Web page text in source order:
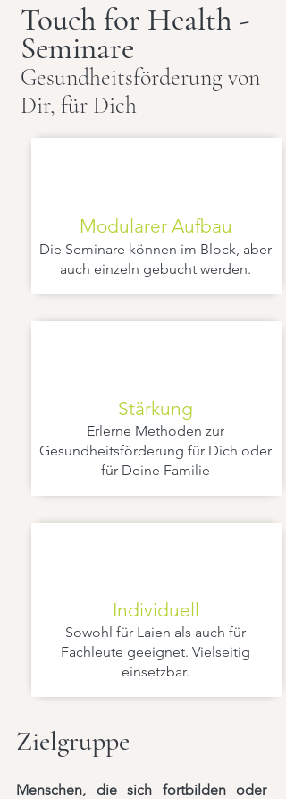
Touch for Health -
Seminare
Gesundheitsförderung von
Dir, für Dich
Modularer Aufbau
Die Seminare können im Block, aber
auch einzeln gebucht werden.
Stärkung
Erlerne Methoden zur
Gesundheitsförderung für Dich oder
für Deine Familie
Individuell
Sowohl für Laien als auch für
Fachleute geeignet. Vielseitig
einsetzbar.
Zielgruppe
Menschen, die sich fortbilden oder